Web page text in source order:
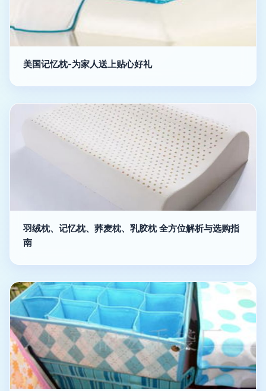
美国记忆枕-为家人送上贴心好礼
羽绒枕、记忆枕、荞麦枕、乳胶枕 全方位解析与选购指
南